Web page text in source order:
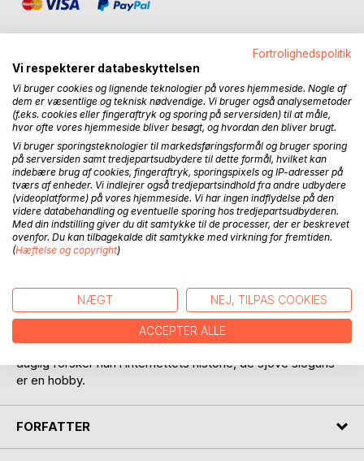
BESKRIVELSE
"Er gulvet grim og skummel, så ring til Hummel"
"Skal De feste, så ring til Eske"
"De sidder og prutter, vi kommer og sutter"
Hvem har ikke på et eller andet tidspunkt mødt den slags
sjove og ofte kiksede slogans på en varebil? Men hvad er
det egentlig for noget? Det sætter denne bog sig for at
komme med et bud på. Bogen udkom første gang i 2010,
indeholder mere end 350 nye slogans.
Niels Brügger er professor i medievidenskab ved Afdeling
for Medievidenskab og Journalistik, Aarhus Universitet. Til
daglig forsker han i internettets historie, de sjove slogans
er en hobby.
FORFATTER
Fortrolighedspolitik
Vi respekterer databeskyttelsen
Vi bruger cookies og lignende teknologier på vores hjemmeside. Nogle af
dem er væsentlige og teknisk nødvendige. Vi bruger også analysemetoder
(f.eks. cookies eller fingeraftryk og sporing på serversiden) til at måle,
hvor ofte vores hjemmeside bliver besøgt, og hvordan den bliver brugt.
Vi bruger sporingsteknologier til markedsføringsformål og bruger sporing
på serversiden samt tredjepartsudbydere til dette formål, hvilket kan
indebære brug af cookies, fingeraftryk, sporingspixels og IP-adresser på
tværs af enheder. Vi indlejrer også tredjepartsindhold fra andre udbydere
(videoplatforme) på vores hjemmeside. Vi har ingen indflydelse på den
videre databehandling og eventuelle sporing hos tredjepartsudbyderen.
Med din indstilling giver du dit samtykke til de processer, der er beskrevet
ovenfor. Du kan tilbagekalde dit samtykke med virkning for fremtiden.
(Hæftelse og copyright)
NÆGT NEJ, TILPAS COOKIES
ACCEPTER ALLE